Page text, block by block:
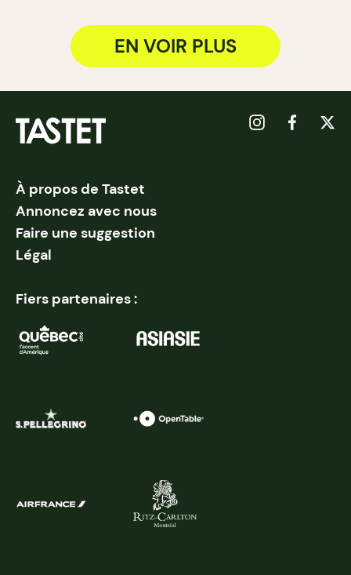
EN VOIR PLUS
À propos de Tastet
Annoncez avec nous
Faire une suggestion
Légal
Fiers partenaires :